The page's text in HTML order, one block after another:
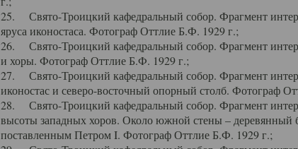
25. Свято-Троицкий кафедральный собор. Фрагмент
яруса иконостаса. Фотограф Оттлие Б.Ф. 1929 г.;
26. Свято-Троицкий кафедральный собор. Фрагмент
и хоры. Фотограф Оттлие Б.Ф. 1929 г.;
27. Свято-Троицкий кафедральный собор. Фрагмент
иконостас и северо-восточный опорный столб. Фотограф
28. Свято-Троицкий кафедральный собор. Фрагмент
высоты западных хоров. Около южной стены – деревянный
поставленным Петром I. Фотограф Оттлие Б.Ф. 1929 г.;